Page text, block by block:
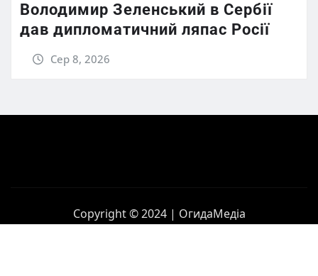
Володимир Зеленський в Сербії
дав дипломатичний ляпас Росії
Сер 8, 2026
Copyright © 2024 | ОгидаМедіа